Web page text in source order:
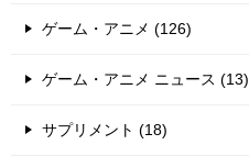
ゲーム・アニメ (126)
ゲーム・アニメ ニュース (13)
サプリメント (18)